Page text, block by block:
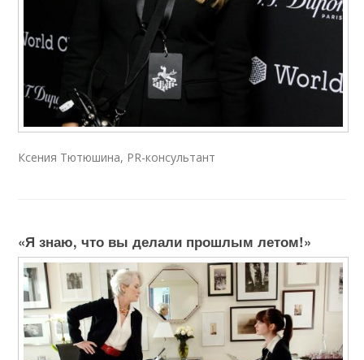
Ксения Тютюшина, PR-консультант
«Я знаю, что вы делали прошлым летом!»